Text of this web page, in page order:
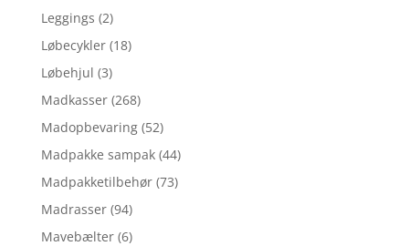
Leggings (2)
Løbecykler (18)
Løbehjul (3)
Madkasser (268)
Madopbevaring (52)
Madpakke sampak (44)
Madpakketilbehør (73)
Madrasser (94)
Mavebælter (6)